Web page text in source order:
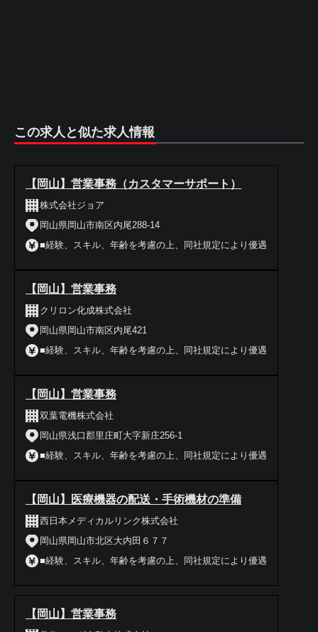
この求人と似た求人情報
【岡山】営業事務（カスタマーサポート）
株式会社ジョア
岡山県岡山市南区内尾288-14
■経験、スキル、年齢を考慮の上、同社規定により優遇
【岡山】営業事務
クリロン化成株式会社
岡山県岡山市南区内尾421
■経験、スキル、年齢を考慮の上、同社規定により優遇
【岡山】営業事務
双葉電機株式会社
岡山県浅口郡里庄町大字新庄256-1
■経験、スキル、年齢を考慮の上、同社規定により優遇
【岡山】医療機器の配送・手術機材の準備
西日本メディカルリンク株式会社
岡山県岡山市北区大内田６７７
■経験、スキル、年齢を考慮の上、同社規定により優遇
【岡山】営業事務